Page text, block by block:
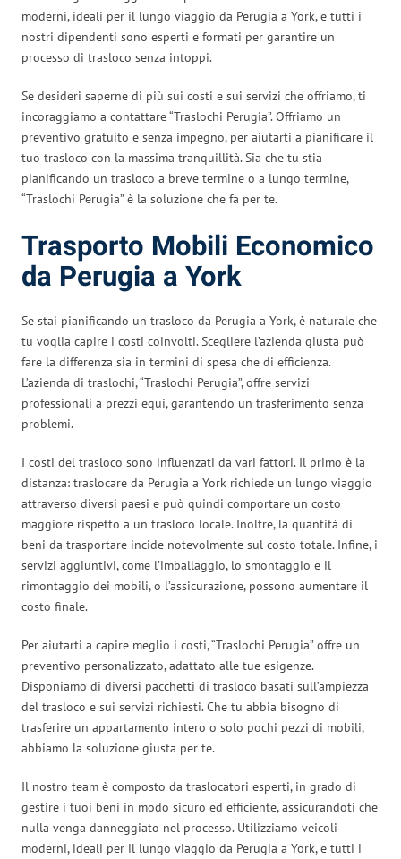
moderni, ideali per il lungo viaggio da Perugia a York, e tutti i
nostri dipendenti sono esperti e formati per garantire un
processo di trasloco senza intoppi.
Se desideri saperne di più sui costi e sui servizi che offriamo, ti
incoraggiamo a contattare “Traslochi Perugia”. Offriamo un
preventivo gratuito e senza impegno, per aiutarti a pianificare il
tuo trasloco con la massima tranquillità. Sia che tu stia
pianificando un trasloco a breve termine o a lungo termine,
“Traslochi Perugia” è la soluzione che fa per te.
Trasporto Mobili Economico
da Perugia a York
Se stai pianificando un trasloco da Perugia a York, è naturale che
tu voglia capire i costi coinvolti. Scegliere l’azienda giusta può
fare la differenza sia in termini di spesa che di efficienza.
L’azienda di traslochi, “Traslochi Perugia”, offre servizi
professionali a prezzi equi, garantendo un trasferimento senza
problemi.
I costi del trasloco sono influenzati da vari fattori. Il primo è la
distanza: traslocare da Perugia a York richiede un lungo viaggio
attraverso diversi paesi e può quindi comportare un costo
maggiore rispetto a un trasloco locale. Inoltre, la quantità di
beni da trasportare incide notevolmente sul costo totale. Infine, i
servizi aggiuntivi, come l’imballaggio, lo smontaggio e il
rimontaggio dei mobili, o l’assicurazione, possono aumentare il
costo finale.
Per aiutarti a capire meglio i costi, “Traslochi Perugia” offre un
preventivo personalizzato, adattato alle tue esigenze.
Disponiamo di diversi pacchetti di trasloco basati sull’ampiezza
del trasloco e sui servizi richiesti. Che tu abbia bisogno di
trasferire un appartamento intero o solo pochi pezzi di mobili,
abbiamo la soluzione giusta per te.
Il nostro team è composto da traslocatori esperti, in grado di
gestire i tuoi beni in modo sicuro ed efficiente, assicurandoti che
nulla venga danneggiato nel processo. Utilizziamo veicoli
moderni, ideali per il lungo viaggio da Perugia a York, e tutti i